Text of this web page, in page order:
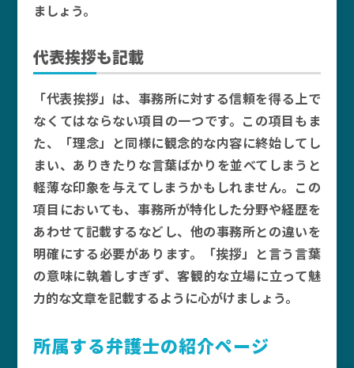
ましょう。
代表挨拶も記載
「代表挨拶」は、事務所に対する信頼を得る上で
なくてはならない項目の一つです。この項目もま
た、「理念」と同様に観念的な内容に終始してし
まい、ありきたりな言葉ばかりを並べてしまうと
軽薄な印象を与えてしまうかもしれません。この
項目においても、事務所が特化した分野や経歴を
あわせて記載するなどし、他の事務所との違いを
明確にする必要があります。「挨拶」と言う言葉
の意味に執着しすぎず、客観的な立場に立って魅
力的な文章を記載するように心がけましょう。
所属する弁護士の紹介ページ